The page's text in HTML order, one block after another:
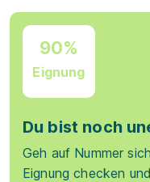
90%
Eignung
Du bist noch
Geh auf Nummer
Eignung checken